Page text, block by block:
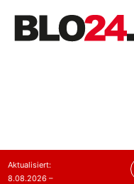
Aktualisiert:
8.08.2026 –